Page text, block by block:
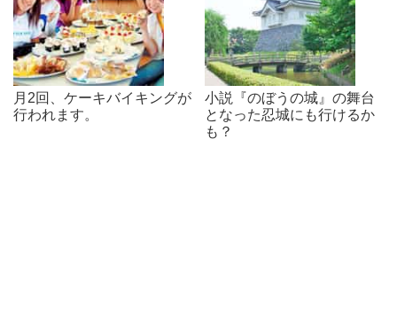
月2回、ケーキバイキングが
行われます。
小説『のぼうの城』の舞台
となった忍城にも行けるか
も？